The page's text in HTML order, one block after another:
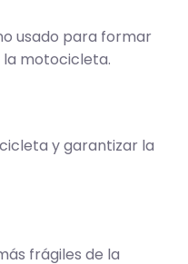
usado para formar
la motocicleta.
y garantizar la
frágiles de la